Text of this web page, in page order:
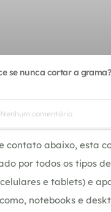
se nunca cortar a grama?
Nenhum comentário
contato abaixo, esta
por todos os tipos
e tablets) e
notebooks e